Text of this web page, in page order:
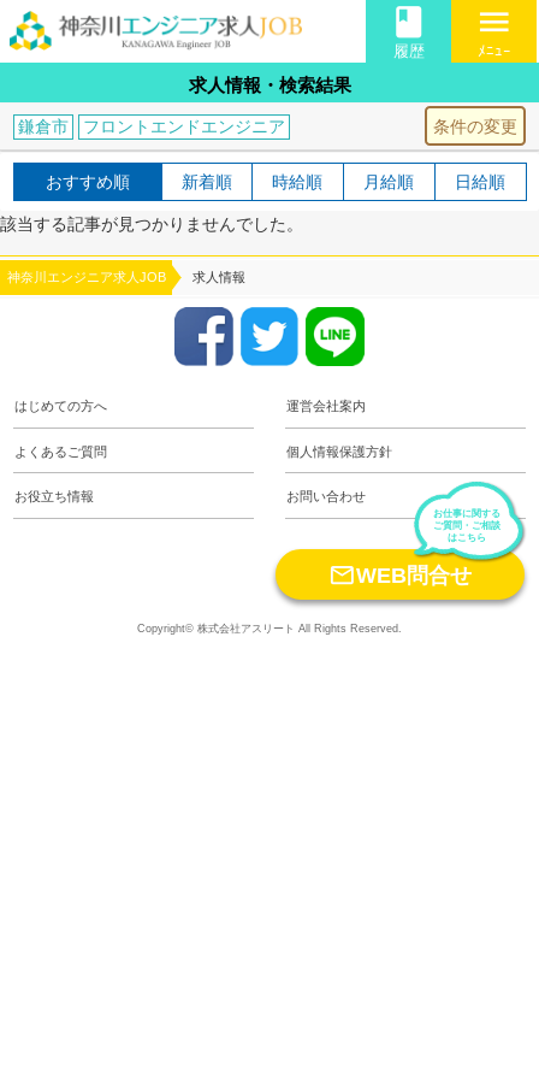
book
履歴
menu
ﾒﾆｭｰ
求人情報・検索結果
条件の変更
鎌倉市 フロントエンドエンジニア
おすすめ順 新着順 時給順 月給順 日給順
該当する記事が見つかりませんでした。
神奈川エンジニア求人JOB 求人情報
はじめての方へ 運営会社案内
よくあるご質問 個人情報保護方針
お役立ち情報 お問い合わせ
お仕事に関する
ご質問・ご相談
はこちら
WEB問合せ
Copyright© 株式会社アスリート All Rights Reserved.